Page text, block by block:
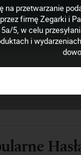
znajduje
mostków,
na przetwarzanie
firmę Zegarki i
5, w celu
i